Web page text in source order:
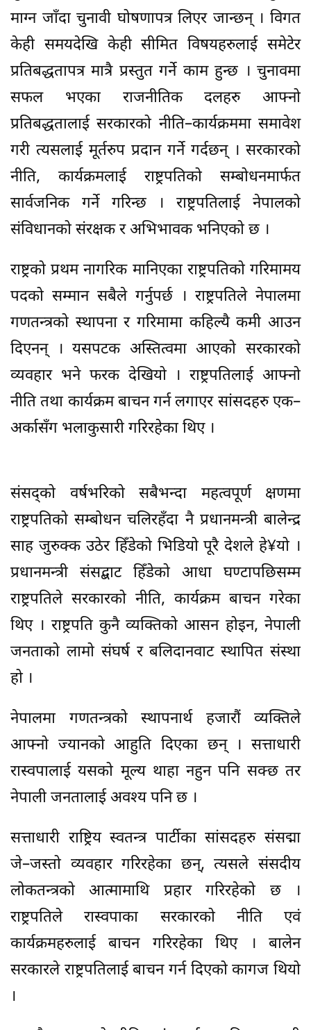
माग्न जाँदा चुनावी घोषणापत्र लिएर जान्छन् । विगत
केही समयदेखि केही सीमित विषयहरुलाई समेटेर
प्रतिबद्धतापत्र मात्रै प्रस्तुत गर्ने काम हुन्छ । चुनावमा
सफल भएका राजनीतिक दलहरु आफ्नो
प्रतिबद्धतालाई सरकारको नीति–कार्यक्रममा समावेश
गरी त्यसलाई मूर्तरुप प्रदान गर्ने गर्दछन् । सरकारको
नीति, कार्यक्रमलाई राष्ट्रपतिको सम्बोधनमार्फत
सार्वजनिक गर्ने गरिन्छ । राष्ट्रपतिलाई नेपालको
संविधानको संरक्षक र अभिभावक भनिएको छ ।
राष्ट्रको प्रथम नागरिक मानिएका राष्ट्रपतिको गरिमामय
पदको सम्मान सबैले गर्नुपर्छ । राष्ट्रपतिले नेपालमा
गणतन्त्रको स्थापना र गरिमामा कहिल्यै कमी आउन
दिएनन् । यसपटक अस्तित्वमा आएको सरकारको
व्यवहार भने फरक देखियो । राष्ट्रपतिलाई आफ्नो
नीति तथा कार्यक्रम बाचन गर्न लगाएर सांसदहरु एक–
अर्कासँग भलाकुसारी गरिरहेका थिए ।
संसद्को वर्षभरिको सबैभन्दा महत्वपूर्ण क्षणमा
राष्ट्रपतिको सम्बोधन चलिरहँदा नै प्रधानमन्त्री बालेन्द्र
साह जुरुक्क उठेर हिँडेको भिडियो पूरै देशले हे¥यो ।
प्रधानमन्त्री संसद्बाट हिँडेको आधा घण्टापछिसम्म
राष्ट्रपतिले सरकारको नीति, कार्यक्रम बाचन गरेका
थिए । राष्ट्रपति कुनै व्यक्तिको आसन होइन, नेपाली
जनताको लामो संघर्ष र बलिदानवाट स्थापित संस्था
हो ।
नेपालमा गणतन्त्रको स्थापनार्थ हजारौं व्यक्तिले
आफ्नो ज्यानको आहुति दिएका छन् । सत्ताधारी
रास्वपालाई यसको मूल्य थाहा नहुन पनि सक्छ तर
नेपाली जनतालाई अवश्य पनि छ ।
सत्ताधारी राष्ट्रिय स्वतन्त्र पार्टीका सांसदहरु संसद्मा
जे–जस्तो व्यवहार गरिरहेका छन्, त्यसले संसदीय
लोकतन्त्रको आत्मामाथि प्रहार गरिरहेको छ ।
राष्ट्रपतिले रास्वपाका सरकारको नीति एवं
कार्यक्रमहरुलाई बाचन गरिरहेका थिए । बालेन
सरकारले राष्ट्रपतिलाई बाचन गर्न दिएको कागज थियो
।